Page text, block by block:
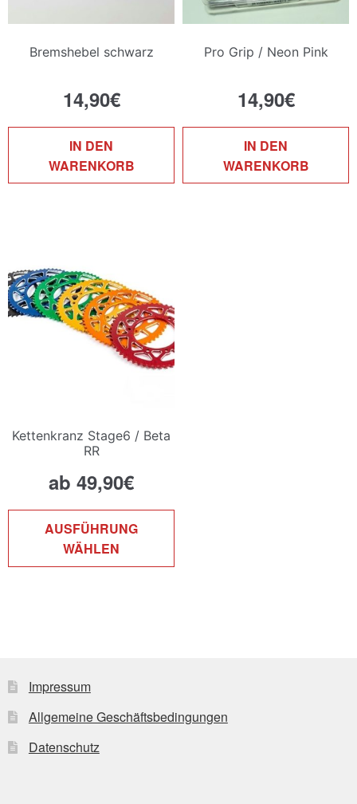
Bremshebel schwarz
14,90€
IN DEN
WARENKORB
Pro Grip / Neon Pink
14,90€
IN DEN
WARENKORB
Kettenkranz Stage6 / Beta
RR
ab 49,90€
AUSFÜHRUNG
WÄHLEN
der
Impressum
Allgemeine Geschäftsbedingungen
Datenschutz